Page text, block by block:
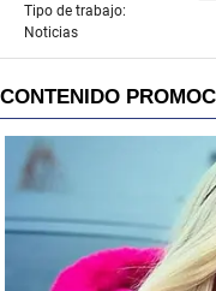
Tipo de trabajo:
Noticias